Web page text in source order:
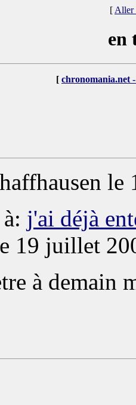
[ Aller
en
[ chronomania.net
j'ai déjà
19 juillet
à demain